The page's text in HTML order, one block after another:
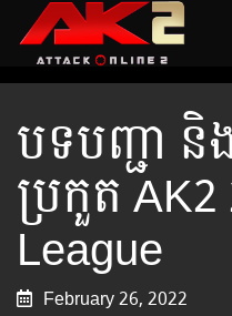
បទបញ្ជា និ
ប្រកួត AK2
League
February 26, 2022